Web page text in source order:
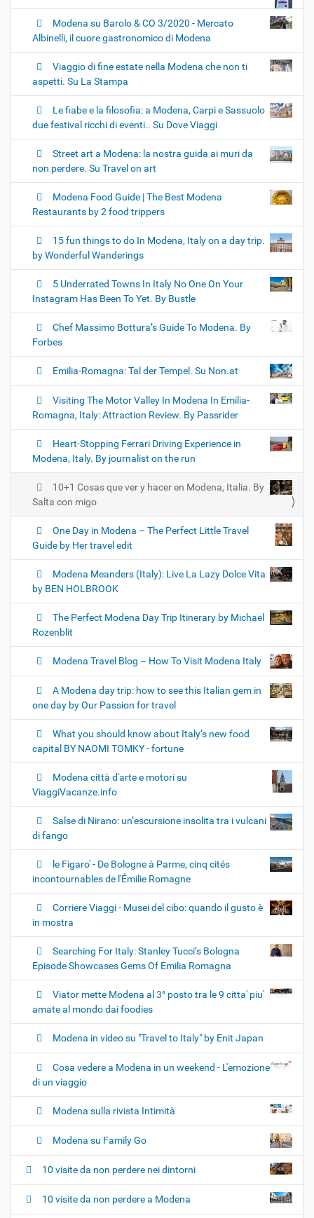
Modena su Barolo & CO 3/2020 - Mercato
Albinelli, il cuore gastronomico di Modena
Viaggio di fine estate nella Modena che non ti
aspetti. Su La Stampa
Le fiabe e la filosofia: a Modena, Carpi e Sassuolo
due festival ricchi di eventi.. Su Dove Viaggi
Street art a Modena: la nostra guida ai muri da
non perdere. Su Travel on art
Modena Food Guide | The Best Modena
Restaurants by 2 food trippers
15 fun things to do In Modena, Italy on a day trip.
by Wonderful Wanderings
5 Underrated Towns In Italy No One On Your
Instagram Has Been To Yet. By Bustle
Chef Massimo Bottura’s Guide To Modena. By
Forbes
Emilia-Romagna: Tal der Tempel. Su Non.at
Visiting The Motor Valley In Modena In Emilia-
Romagna, Italy: Attraction Review. By Passrider
Heart-Stopping Ferrari Driving Experience in
Modena, Italy. By journalist on the run
10+1 Cosas que ver y hacer en Modena, Italia. By
Salta con migo
One Day in Modena – The Perfect Little Travel
Guide by Her travel edit
Modena Meanders (Italy): Live La Lazy Dolce Vita
by BEN HOLBROOK
The Perfect Modena Day Trip Itinerary by Michael
Rozenblit
Modena Travel Blog – How To Visit Modena Italy
A Modena day trip: how to see this Italian gem in
one day by Our Passion for travel
What you should know about Italy’s new food
capital BY NAOMI TOMKY - fortune
Modena città d'arte e motori su
ViaggiVacanze.info
Salse di Nirano: un’escursione insolita tra i vulcani
di fango
le Figaro' - De Bologne à Parme, cinq cités
incontournables de l'Émilie Romagne
Corriere Viaggi - Musei del cibo: quando il gusto è
in mostra
Searching For Italy: Stanley Tucci’s Bologna
Episode Showcases Gems Of Emilia Romagna
Viator mette Modena al 3° posto tra le 9 citta' piu'
amate al mondo dai foodies
Modena in video su "Travel to Italy" by Enit Japan
Cosa vedere a Modena in un weekend - L'emozione
di un viaggio
Modena sulla rivista Intimità
Modena su Family Go
10 visite da non perdere nei dintorni
10 visite da non perdere a Modena